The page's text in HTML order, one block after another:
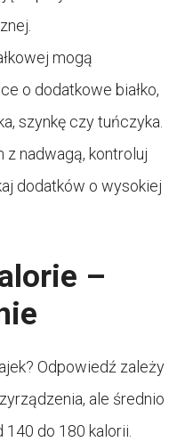
mogą
o dodatkowe białko,
szynkę czy tuńczyka.
nadwagą, kontroluj
dodatków o wysokiej
–
Odpowiedź zależy
ale średnio
do 180 kalorii.